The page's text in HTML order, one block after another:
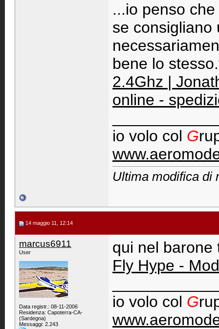
...io penso
se consigliano
bene lo
2.4Ghz |
online -
io volo col G
Ultima modifica di
14 maggio 11, 12:14
marcus6911
User
Data registr.: 08-11-2006
Residenza: Capoterra-CA-
(Sardegna)
Messaggi: 2.243
qui nel
Fly Hype -
io volo col G